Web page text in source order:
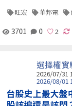
旺宏 華邦電
3701 0
選擇權實
2026/07/31
2026/08/01
台股史上最大盤